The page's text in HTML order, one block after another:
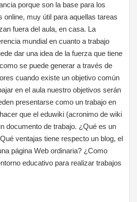
porque son la base para los
online, muy útil para aquellas tareas
fuera del aula, en casa. La
mundial en cuanto a trabajo
dar una idea de la fuerza que tiene
se puede generar a través de
cuando existe un objetivo común
en el aula nuestro objetivos serán
presentarse como un trabajo en
que el eduwiki (acronimo de wiki
documento de trabajo. ¿Qué es un
ventajas tiene respecto un blog, el
página Web ordinaria? ¿Como
educativo para realizar trabajos